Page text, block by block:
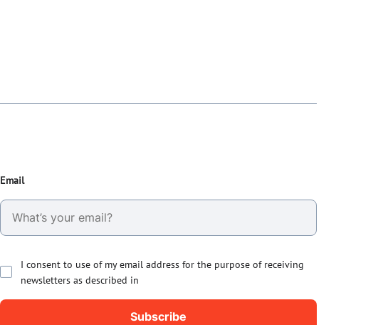
Email
I consent to use of my email address for the purpose of receiving
newsletters as described in